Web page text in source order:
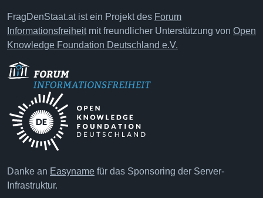
FragDenStaat.at ist ein Projekt des Forum
Informationsfreiheitmit freundlicher Unterstützung von Open
Knowledge Foundation Deutschland e.V.
Danke an Easyname für das Sponsoring der Server-
Infrastruktur.